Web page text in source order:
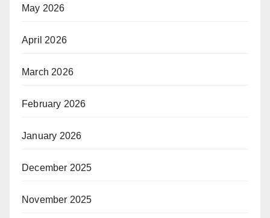
May 2026
April 2026
March 2026
February 2026
January 2026
December 2025
November 2025